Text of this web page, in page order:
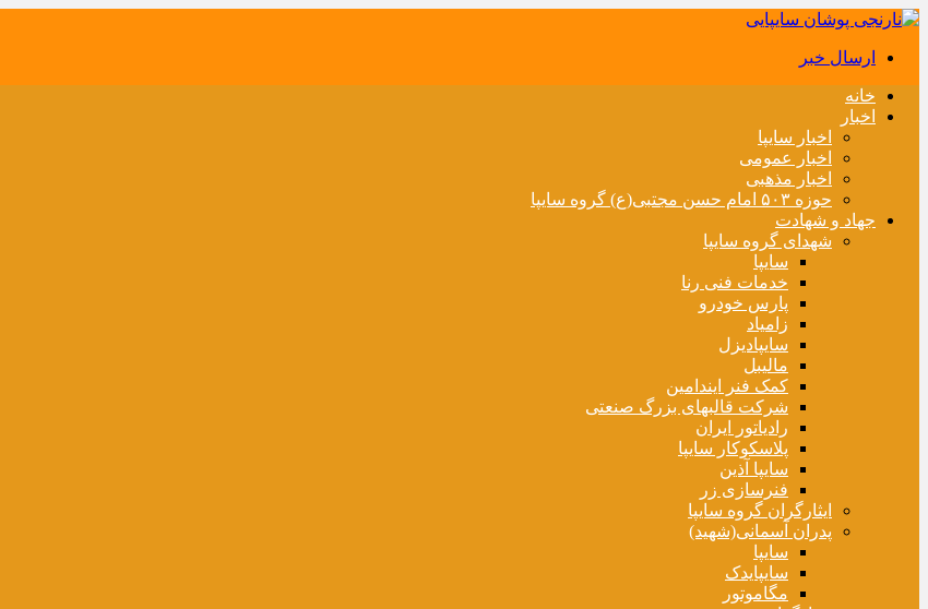
ارسال خبر
خانه
اخبار
اخبار سایپا
اخبار عمومی
اخبار مذهبی
حوزه ۵۰۳ امام حسن مجتبی(ع) گروه سایپا
جهاد و شهادت
شهدای گروه سایپا
سایپا
خدمات فنی رنا
پارس خودرو
زامیاد
سایپادیزل
مالیبل
کمک فنر ایندامین
شرکت قالبهای بزرگ صنعتی
رادیاتور ایران
پلاسکوکار سایپا
سایپا آذین
فنرسازی زر
ایثارگران گروه سایپا
پدران آسمانی(شهید)
سایپا
سایپایدک
مگاموتور